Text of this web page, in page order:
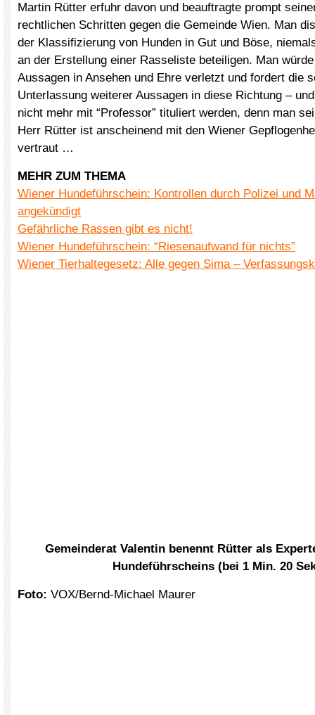
Martin Rütter erfuhr davon und beauftragte prompt
rechtlichen Schritten gegen die Gemeinde Wien. Man
der Klassifizierung von Hunden in Gut und Böse,
an der Erstellung einer Rasseliste beteiligen. Man
Aussagen in Ansehen und Ehre verletzt und fordert die
Unterlassung weiterer Aussagen in diese Richtung –
nicht mehr mit “Professor” tituliert werden, denn man
Herr Rütter ist anscheinend mit den Wiener
vertraut …
MEHR ZUM THEMA
Wiener Hundeführschein: Kontrollen durch Polizei und
angekündigt
Gefährliche Rassen gibt es nicht!
Wiener Hundeführschein: “Riesenaufwand für nichts”
Wiener Tierhaltegesetz: Alle gegen Sima –
Gemeinderat Valentin benennt Rütter als
Hundeführscheins (bei 1 Min. 20
Foto: VOX/Bernd-Michael Maurer